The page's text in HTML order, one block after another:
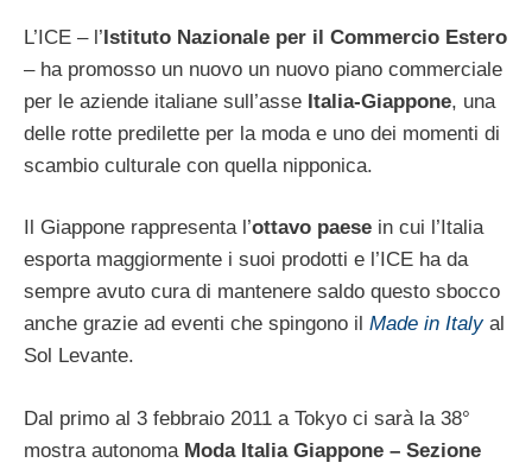
L’ICE – l’Istituto Nazionale per il Commercio Estero
– ha promosso un nuovo un nuovo piano commerciale
per le aziende italiane sull’asse Italia-Giappone, una
delle rotte predilette per la moda e uno dei momenti di
scambio culturale con quella nipponica.
Il Giappone rappresenta l’ottavo paese in cui l’Italia
esporta maggiormente i suoi prodotti e l’ICE ha da
sempre avuto cura di mantenere saldo questo sbocco
anche grazie ad eventi che spingono il Made in Italyal
Sol Levante.
Dal primo al 3 febbraio 2011 a Tokyo ci sarà la 38°
mostra autonoma Moda Italia Giappone – Sezione